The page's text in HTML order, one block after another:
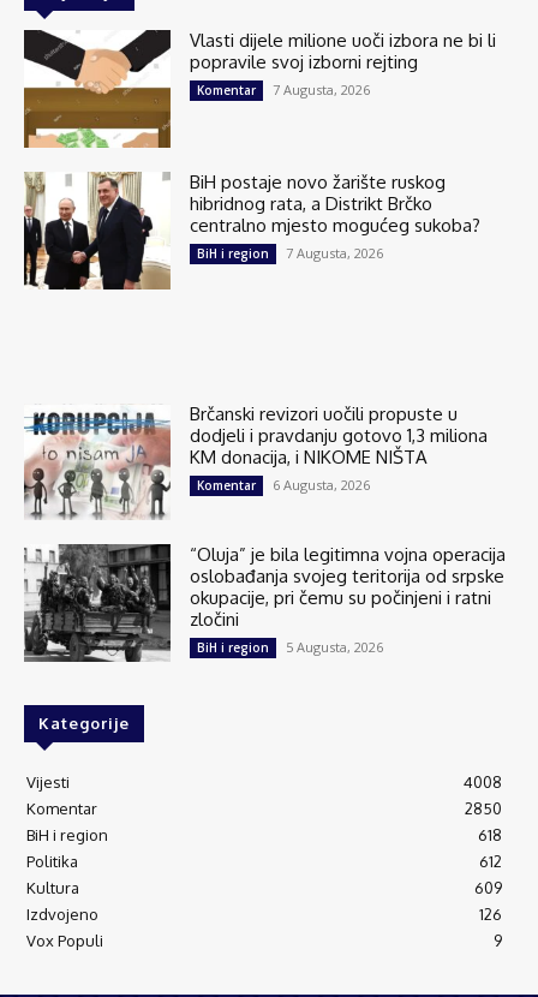
Vlasti dijele milione uoči izbora ne bi li
popravile svoj izborni rejting
Komentar 7 Augusta, 2026
BiH postaje novo žarište ruskog
hibridnog rata, a Distrikt Brčko
centralno mjesto mogućeg sukoba?
BiH i region 7 Augusta, 2026
Brčanski revizori uočili propuste u
dodjeli i pravdanju gotovo 1,3 miliona
KM donacija, i NIKOME NIŠTA
Komentar 6 Augusta, 2026
“Oluja” je bila legitimna vojna operacija
oslobađanja svojeg teritorija od srpske
okupacije, pri čemu su počinjeni i ratni
zločini
BiH i region 5 Augusta, 2026
Kategorije
Vijesti
4008
Komentar
2850
BiH i region
618
Politika
612
Kultura
609
Izdvojeno
126
Vox Populi
9